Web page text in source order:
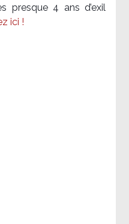
presque 4 ans d’exil
ici !